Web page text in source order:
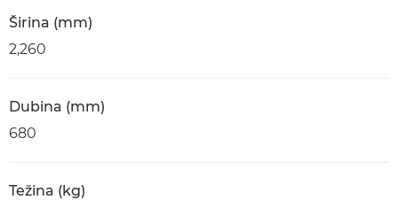
Širina (mm)
2,260
Dubina (mm)
680
Težina (kg)